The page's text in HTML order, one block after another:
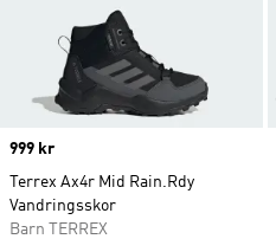
Price
999 kr
Terrex Ax4r Mid Rain.Rdy
Vandringsskor
Barn TERREX